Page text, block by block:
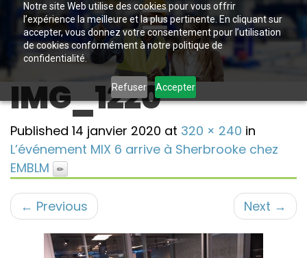
Notre site Web utilise des cookies pour vous offrir
l’expérience la meilleure et la plus pertinente. En cliquant sur
accepter, vous donnez votre consentement pour l’utilisation
de cookies conformément à notre politique de
confidentialité.
Refuser Accepter
IMG_1220
Published 14 janvier 2020 at 320 × 240 in
L’événement MIX 6 arrive à Sherbrooke chez
EMBLM
← Previous Next →